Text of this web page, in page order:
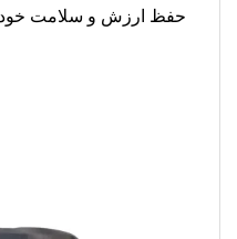
حفظ ارزش و سلامت